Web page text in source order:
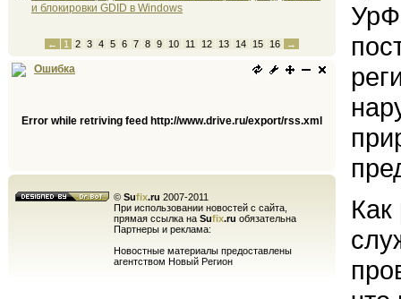
и блокировки GDID в Windows
← 1 2 3 4 5 6 7 8 9 10 11 12 13 14 15 16 →
Ошибка
Error while retriving feed http://www.drive.ru/export/rss.xml
© Sufix.ru 2007-2011
При использовании новостей с сайта,
прямая ссылка на Sufix.ru обязательна
Партнеры и реклама:
Новостные материалы предоставлены
агентством Новый Регион